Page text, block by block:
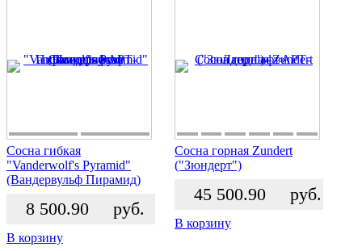
Сосна гибкая
"Vanderwolf's Pyramid"
(Вандервульф Пирамид)
8 500.90 руб.
В корзину
Сосна горная Zundert
("Зюндерт")
45 500.90 руб.
В корзину